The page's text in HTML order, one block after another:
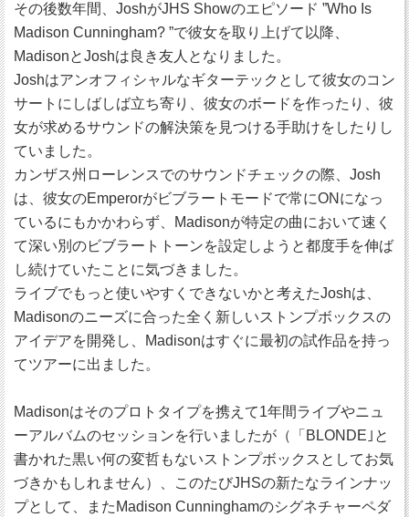
その後数年間、JoshがJHS Showのエピソード ”Who Is
Madison Cunningham? ”で彼女を取り上げて以降、
MadisonとJoshは良き友人となりました。
Joshはアンオフィシャルなギターテックとして彼女のコン
サートにしばしば立ち寄り、彼女のボードを作ったり、彼
女が求めるサウンドの解決策を見つける手助けをしたりし
ていました。
カンザス州ローレンスでのサウンドチェックの際、Josh
は、彼女のEmperorがビブラートモードで常にONになっ
ているにもかかわらず、Madisonが特定の曲において速く
て深い別のビブラートトーンを設定しようと都度手を伸ば
し続けていたことに気づきました。
ライブでもっと使いやすくできないかと考えたJoshは、
Madisonのニーズに合った全く新しいストンプボックスの
アイデアを開発し、Madisonはすぐに最初の試作品を持っ
てツアーに出ました。
Madisonはそのプロトタイプを携えて1年間ライブやニュ
ーアルバムのセッションを行いましたが（「BLONDE｣と
書かれた黒い何の変哲もないストンプボックスとしてお気
づきかもしれません）、このたびJHSの新たなラインナッ
プとして、またMadison Cunninghamのシグネチャーペダ